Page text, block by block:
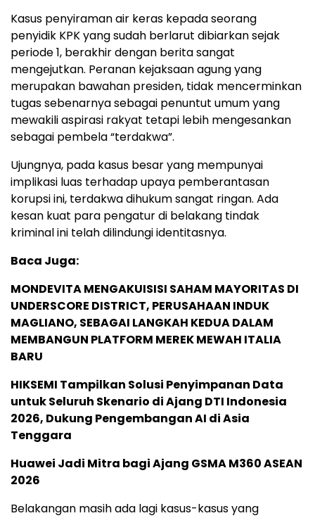
Kasus penyiraman air keras kepada seorang
penyidik KPK yang sudah berlarut dibiarkan sejak
periode 1, berakhir dengan berita sangat
mengejutkan. Peranan kejaksaan agung yang
merupakan bawahan presiden, tidak mencerminkan
tugas sebenarnya sebagai penuntut umum yang
mewakili aspirasi rakyat tetapi lebih mengesankan
sebagai pembela “terdakwa”.
Ujungnya, pada kasus besar yang mempunyai
implikasi luas terhadap upaya pemberantasan
korupsi ini, terdakwa dihukum sangat ringan. Ada
kesan kuat para pengatur di belakang tindak
kriminal ini telah dilindungi identitasnya.
Baca Juga:
MONDEVITA MENGAKUISISI SAHAM MAYORITAS DI
UNDERSCORE DISTRICT, PERUSAHAAN INDUK
MAGLIANO, SEBAGAI LANGKAH KEDUA DALAM
MEMBANGUN PLATFORM MEREK MEWAH ITALIA
BARU
HIKSEMI Tampilkan Solusi Penyimpanan Data
untuk Seluruh Skenario di Ajang DTI Indonesia
2026, Dukung Pengembangan AI di Asia
Tenggara
Huawei Jadi Mitra bagi Ajang GSMA M360 ASEAN
2026
Belakangan masih ada lagi kasus-kasus yang